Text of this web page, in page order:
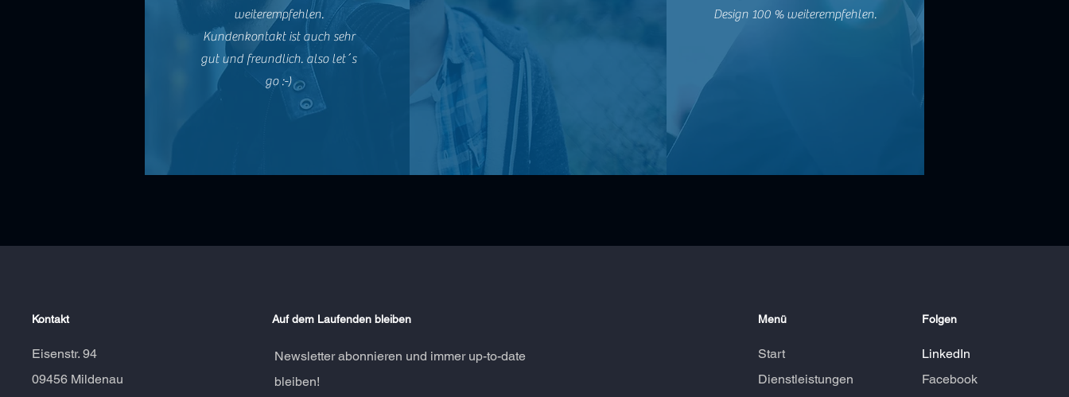
weiterempfehlen.
Kundenkontakt ist auch sehr
gut und freundlich. also let´s
go :-)
Design 100 % weiterempfehlen.
Kontakt
Eisenstr. 94
09456 Mildenau
Auf dem Laufenden bleiben
Newsletter abonnieren und immer up-to-date
bleiben!
Menü
Start
Dienstleistungen
Folgen
LinkedIn
Facebook